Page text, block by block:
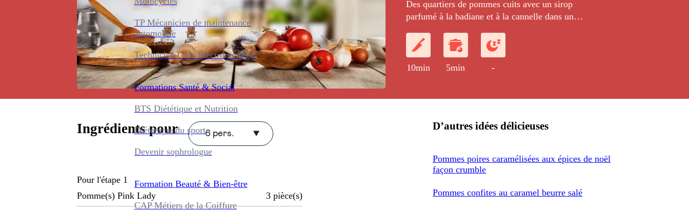
TP Mécanicien de maintenance
automobile
Technicien Gros Électroménager
Formations Santé & Social
BTS Diététique et Nutrition
Diététique du sport
Devenir sophrologue
Formation Beauté & Bien-être
CAP Métiers de la Coiffure
Des quartiers de pommes cuits avec un sirop
parfumé à la badiane et à la cannelle dans un
beurre salé.
10min 5min -
Ingrédients pour 6 pers.
Pour l'étape 1
Pomme(s) Pink Lady
3 pièce(s)
D’autres idées délicieuses
Pommes poires caramélisées aux épices de noël
façon crumble
Pommes confites au caramel beurre salé